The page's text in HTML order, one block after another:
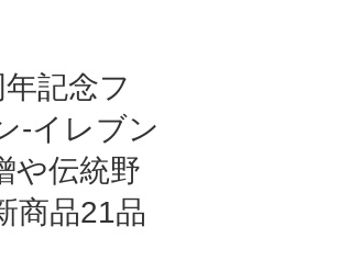
記念フ
-イレブン
伝統野
商品21品